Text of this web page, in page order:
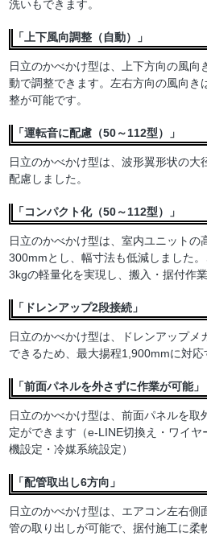
洗いもできます。
「上下風向調整（自動）」
日立のかべかけ型は、上下方向の風向
動で調整できます。左右方向の風向き
整が可能です。
「運転音に配慮（50～112型）」
日立のかべかけ型は、波形翼形状の大
配慮しました。
「コンパクト化（50～112型）」
日立のかべかけ型は、室内ユニットの
300mmとし、幅寸法も低減しました
3kgの軽量化を実現し、搬入・据付作
「ドレンアップ2段接続」
日立のかべかけ型は、ドレンアップメ
できるため、最大揚程1,900mmに対応
「前面パネルを外さずに作業が可能」
日立のかべかけ型は、前面パネルを取
定ができます（e-LINE切換え・ワイ
機設定・冷媒系統設定）
「配管取出し6方向」
日立のかべかけ型は、エアコン左右側
管の取り出しが可能で、据付施工に柔